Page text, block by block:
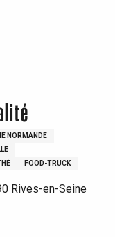
NORMANDE
FOOD-TRUCK
Rives-en-Seine